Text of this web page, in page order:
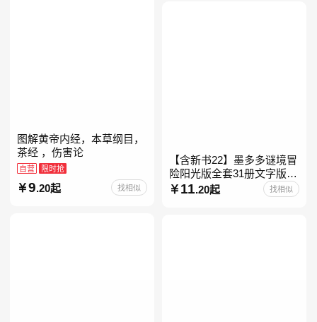
图解黄帝内经，本草纲目，
茶经 ，伤害论
自营 限时抢
9.20起 找相似
【含新书22】墨多多谜境冒
险阳光版全套31册文字版彩
色漫画版不可思议事件簿怪
物大师任选 雷欧幻像查理九
11 .20起 找相似